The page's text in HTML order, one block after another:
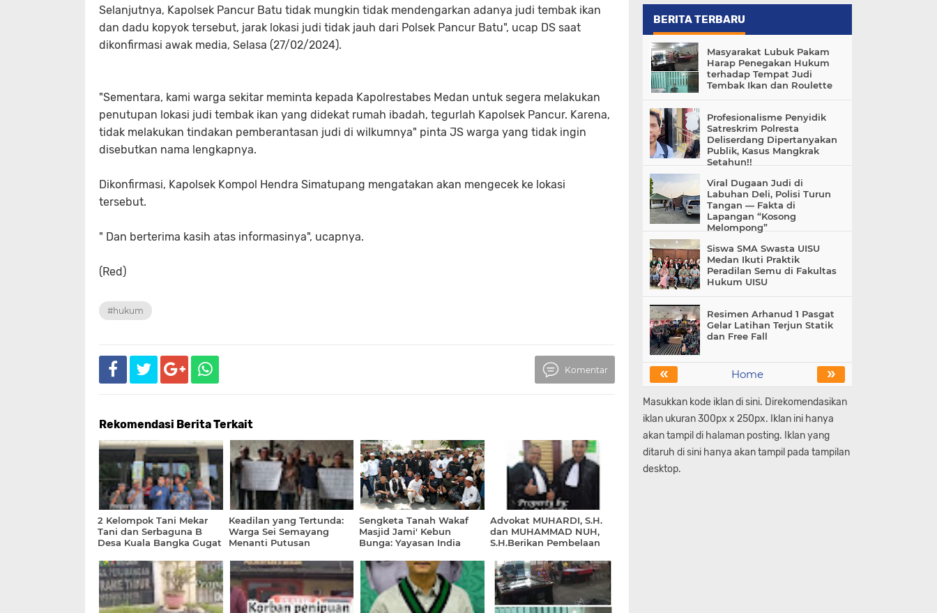
Selanjutnya, Kapolsek Pancur Batu tidak mungkin tidak mendengarkan adanya judi tembak ikan
dan dadu kopyok tersebut, jarak lokasi judi tidak jauh dari Polsek Pancur Batu", ucap DS saat
dikonfirmasi awak media, Selasa (27/02/2024).
"Sementara, kami warga sekitar meminta kepada Kapolrestabes Medan untuk segera melakukan
penutupan lokasi judi tembak ikan yang didekat rumah ibadah, tegurlah Kapolsek Pancur. Karena,
tidak melakukan tindakan pemberantasan judi di wilkumnya" pinta JS warga yang tidak ingin
disebutkan nama lengkapnya.
Dikonfirmasi, Kapolsek Kompol Hendra Simatupang mengatakan akan mengecek ke lokasi
tersebut.
" Dan berterima kasih atas informasinya", ucapnya.
(Red)
#hukum
Komentar
Rekomendasi Berita Terkait
2 Kelompok Tani Mekar
Tani dan Serbaguna B
Desa Kuala Bangka Gugat
Perampasan Lahan di PN
Rantauprapat
Keadilan yang Tertunda:
Warga Sei Semayang
Menanti Putusan
PTPN I
Sengketa Tanah Wakaf
Masjid Jami' Kebun
Bunga: Yayasan India
Khawatir Aset Bersejarah
Dikuasai Pihak Tak
Bertanggung Jawab
Advokat MUHARDI, S.H.
dan MUHAMMAD NUH,
S.H.Berikan Pembelaan
Terdakwa Kasus Dugaan
Pencurian di Pengadilan
Negeri Medan
BERITA TERBARU
Masyarakat Lubuk Pakam
Harap Penegakan Hukum
terhadap Tempat Judi
Tembak Ikan dan Roulette
Profesionalisme Penyidik
Satreskrim Polresta
Deliserdang Dipertanyakan
Publik, Kasus Mangkrak
Setahun!!
Viral Dugaan Judi di
Labuhan Deli, Polisi Turun
Tangan — Fakta di
Lapangan “Kosong
Melompong”
Siswa SMA Swasta UISU
Medan Ikuti Praktik
Peradilan Semu di Fakultas
Hukum UISU
Resimen Arhanud 1 Pasgat
Gelar Latihan Terjun Statik
dan Free Fall
« »
Home
Masukkan kode iklan di sini. Direkomendasikan
iklan ukuran 300px x 250px. Iklan ini hanya
akan tampil di halaman posting. Iklan yang
ditaruh di sini hanya akan tampil pada tampilan
desktop.